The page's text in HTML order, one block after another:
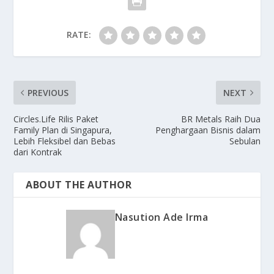
RATE:
PREVIOUS
Circles.Life Rilis Paket
Family Plan di Singapura,
Lebih Fleksibel dan Bebas
dari Kontrak
NEXT
BR Metals Raih Dua
Penghargaan Bisnis dalam
Sebulan
ABOUT THE AUTHOR
Nasution Ade Irma